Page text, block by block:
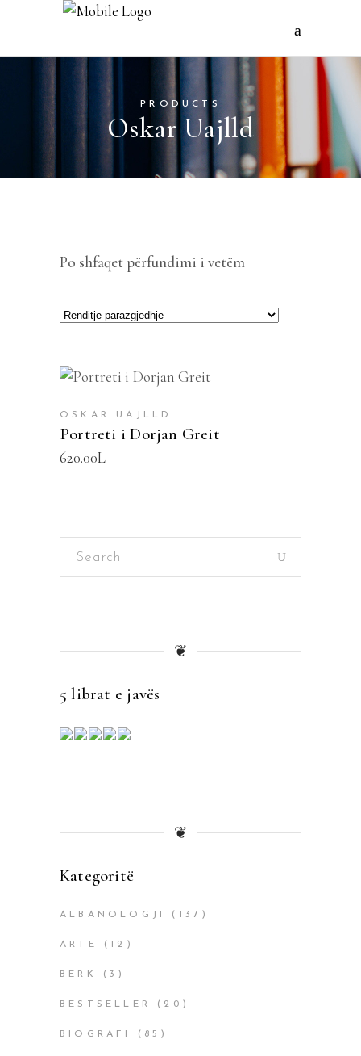
PRODUCTS
Oskar Uajlld
Po shfaqet përfundimi i vetëm
SHTOJE NË SHPORTË
OSKAR UAJLLD
Portreti i Dorjan Greit
620.00L
Search
❦
5 librat e javës
❦
Kategoritë
ALBANOLOGJI (137)
ARTE (12)
BERK (3)
BESTSELLER (20)
BIOGRAFI (85)